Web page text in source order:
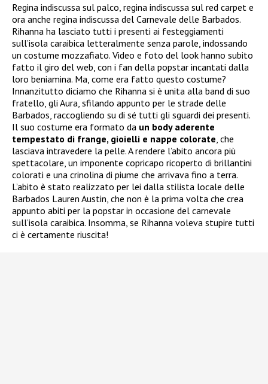
Regina indiscussa sul palco, regina indiscussa sul red carpet e
ora anche regina indiscussa del Carnevale delle Barbados.
Rihanna ha lasciato tutti i presenti ai festeggiamenti
sull’isola caraibica letteralmente senza parole, indossando
un costume mozzafiato. Video e foto del look hanno subito
fatto il giro del web, con i fan della popstar incantati dalla
loro beniamina. Ma, come era fatto questo costume?
Innanzitutto diciamo che Rihanna si è unita alla band di suo
fratello, gli Aura, sfilando appunto per le strade delle
Barbados, raccogliendo su di sé tutti gli sguardi dei presenti.
Il suo costume era formato da un body aderente
tempestato di frange, gioielli e nappe colorate , che
lasciava intravedere la pelle. A rendere l’abito ancora più
spettacolare, un imponente copricapo ricoperto di brillantini
colorati e una crinolina di piume che arrivava fino a terra.
L’abito è stato realizzato per lei dalla stilista locale delle
Barbados Lauren Austin, che non è la prima volta che crea
appunto abiti per la popstar in occasione del carnevale
sull’isola caraibica. Insomma, se Rihanna voleva stupire tutti
ci è certamente riuscita!